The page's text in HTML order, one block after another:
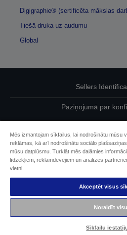
Digigraphie® (sertificēta mākslas
Tiešā druka uz audumu
Global
Sellers
Paziņojumā par
Sazinieties ar mums
Epson apņemšanās
Autortiesības (c)
Mēs izmantojam sīkfailus, lai nodrošinātu mūsu
reklāmas, kā arī nodrošinātu sociālo
mūsu datplūsmu. Turklāt mēs dalāmies
līdzekļiem, reklāmdevējiem un analīzes
vietni.
Akceptēt visus
Noraidīt visu
Sīkfailu